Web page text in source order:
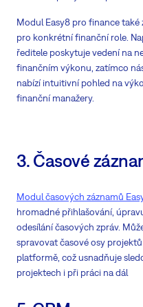
Modul Easy8 pro finance také
pro konkrétní finanční role.
ředitele poskytuje vedení na
finančním výkonu, zatímco
nabízí intuitivní pohled na
finanční manažery.
3. Časové
Modul časových záznamů
hromadné přihlašování,
odesílání časových zpráv.
spravovat časové osy
platformě, což usnadňuje
projektech i při práci na dál